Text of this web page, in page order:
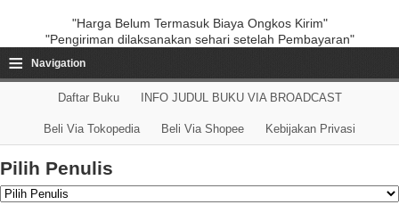
"Harga Belum Termasuk Biaya Ongkos Kirim"
"Pengiriman dilaksanakan sehari setelah Pembayaran"
≡ Navigation
Daftar Buku INFO JUDUL BUKU VIA BROADCAST
Beli Via Tokopedia Beli Via Shopee Kebijakan Privasi
Pilih Penulis